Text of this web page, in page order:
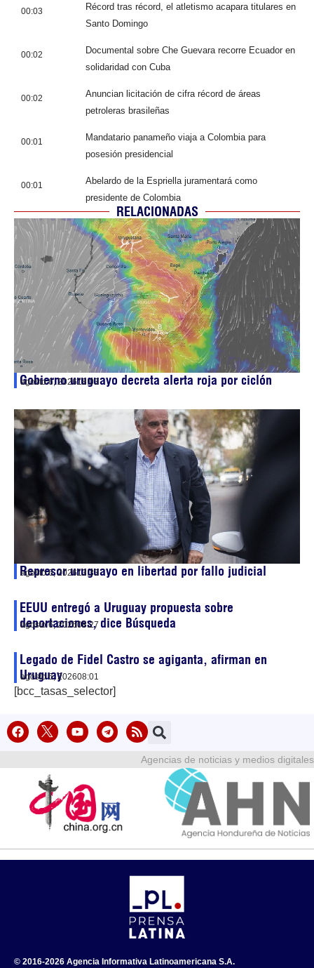
00:03
Récord tras récord, el atletismo acapara titulares en
Santo Domingo
00:02
Documental sobre Che Guevara recorre Ecuador en
solidaridad con Cuba
00:02
Anuncian licitación de cifra récord de áreas
petroleras brasileñas
00:01
Mandatario panameño viaja a Colombia para
posesión presidencial
00:01
Abelardo de la Espriella juramentará como
presidente de Colombia
RELACIONADAS
Gobierno uruguayo decreta alerta roja por ciclón
agosto 6, 202618:03
Represor uruguayo en libertad por fallo judicial
agosto 6, 202613:33
EEUU entregó a Uruguay propuesta sobre
deportaciones, dice Búsqueda
agosto 6, 202608:27
Legado de Fidel Castro se agiganta, afirman en
Uruguay
agosto 6, 202608:01
[bcc_tasas_selector]
Agencias de noticias y medios digitales
© 2016-2026 Agencia Informativa Latinoamericana S.A.